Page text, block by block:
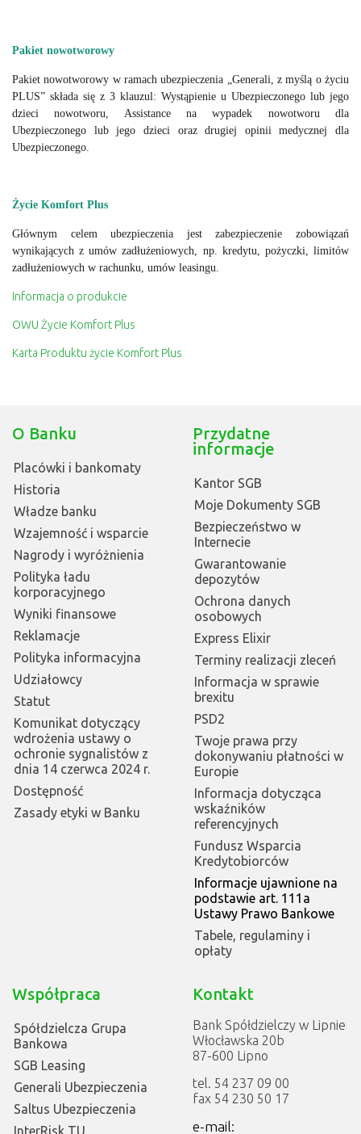
Pakiet nowotworowy
Pakiet nowotworowy w ramach ubezpieczenia „Generali, z myślą o życiu
PLUS” składa się z 3 klauzul: Wystąpienie u Ubezpieczonego lub jego
dzieci nowotworu, Assistance na wypadek nowotworu dla
Ubezpieczonego lub jego dzieci oraz drugiej opinii medycznej dla
Ubezpieczonego.
Życie Komfort Plus
Głównym celem ubezpieczenia jest zabezpieczenie zobowiązań
wynikających z umów zadłużeniowych, np. kredytu, pożyczki, limitów
zadłużeniowych w rachunku, umów leasingu.
Informacja o produkcie
OWU Życie Komfort Plus
Karta Produktu życie Komfort Plus
O Banku
Placówki i bankomaty
Historia
Władze banku
Wzajemność i wsparcie
Nagrody i wyróżnienia
Polityka ładu
korporacyjnego
Wyniki finansowe
Reklamacje
Polityka informacyjna
Udziałowcy
Statut
Komunikat dotyczący
wdrożenia ustawy o
ochronie sygnalistów z
dnia 14 czerwca 2024 r.
Dostępność
Zasady etyki w Banku
Przydatne
informacje
Kantor SGB
Moje Dokumenty SGB
Bezpieczeństwo w
Internecie
Gwarantowanie
depozytów
Ochrona danych
osobowych
Express Elixir
Terminy realizacji zleceń
Informacja w sprawie
brexitu
PSD2
Twoje prawa przy
dokonywaniu płatności w
Europie
Informacja dotycząca
wskaźników
referencyjnych
Fundusz Wsparcia
Kredytobiorców
Informacje ujawnione na
podstawie art. 111a
Ustawy Prawo Bankowe
Tabele, regulaminy i
opłaty
Współpraca
Spółdzielcza Grupa
Bankowa
SGB Leasing
Generali Ubezpieczenia
Saltus Ubezpieczenia
InterRisk TU
Kontakt
Bank Spółdzielczy w Lipnie
Włocławska 20b
87-600 Lipno
tel. 54 237 09 00
fax 54 230 50 17
e-mail: